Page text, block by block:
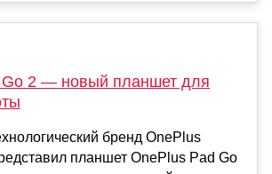
Go 2 — новый планшет для
бренд OnePlus
планшет OnePlus Pad Go